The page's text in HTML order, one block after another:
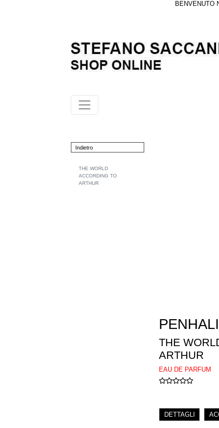
BENVENUTO
Indietro
THE WORLD
ACCORDING TO
ARTHUR
THE
ARTHUR
EAU DE PARFUM
DETTAGLI